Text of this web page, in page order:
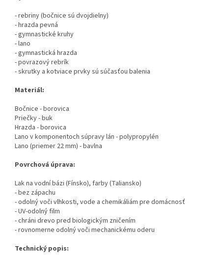
- rebriny (bočnice sú dvojdielny)
- hrazda pevná
- gymnastické kruhy
- lano
- gymnastická hrazda
- povrazový rebrík
- skrutky a kotviace prvky sú súčasťou balenia
Materiál:
Bočnice - borovica
Priečky - buk
Hrazda - borovica
Lano v komponentoch súpravy lán - polypropylén
Lano (priemer 22 mm) - bavlna
Povrchová úprava:
Lak na vodní bázi (Fínsko), farby (Taliansko)
- bez zápachu
- odolný voči vlhkosti, vode a chemikáliám pre domácnosť
- UV-odolný film
- chráni drevo pred biologickým zničením
- rovnomerne odolný voči mechanickému oderu
Technický popis: